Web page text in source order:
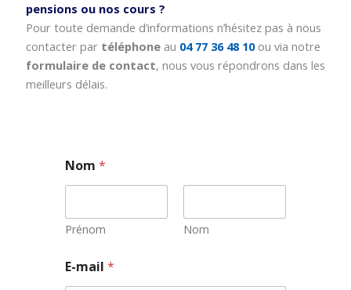
pensions ou nos cours ?
Pour toute demande d’informations n’hésitez pas à nous
contacter par téléphoneau 04 77 36 48 10 ou via notre
formulaire de contact, nous vous répondrons dans les
meilleurs délais.
Nom*
Prénom Nom
E-mail*